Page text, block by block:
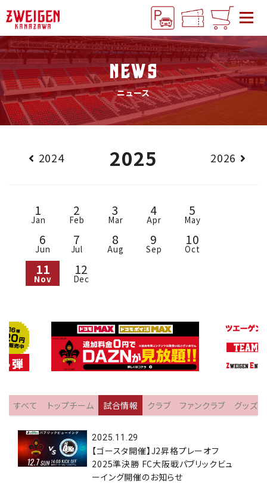
NEWS
ニュース
2024 2025 2026
1
Jan
2
Feb
3
Mar
4
Apr
5
May
6
Jun
7
Jul
8
Aug
9
Sep
10
Oct
11
Nov
12
Dec
すべて トップチーム 試合情報 クラブ ファンクラブ グッズ
2025.11.29
【ゴースタ開催】J2昇格プレーオフ
2025準決勝 FC大阪戦パブリックビュ
ーイング開催のお知らせ